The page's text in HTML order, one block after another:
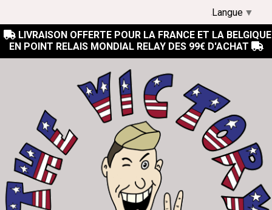
 LIVRAISON OFFERTE POUR LA FRANCE ET LA BELGIQUE
EN POINT RELAIS MONDIAL RELAY DES 99€ D'ACHAT 
Langue ▼